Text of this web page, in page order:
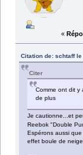
«
Citation de: schtaff
Citer
Comme ont dit y
de plus
Je cautionne...et
Reebok "Double
Espérons aussi
effet boule de